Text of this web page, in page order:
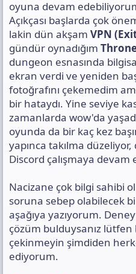
oyuna devam
Açıkçası başlarda çok
lakin dün akşam VPN
gündür oynadığım
dungeon esnasında
ekran verdi ve yeniden
fotoğrafını çekemedim
bir hataydı. Yine seviye
zamanlarda wow'da
oyunda da bir kaç kez
yapınca takılma
Discord çalışmaya devam
Nacizane çok bilgi sahibi
soruna sebep olabilecek
aşağıya yazıyorum.
çözüm bulduysanız
çekinmeyin şimdiden
ediyorum.